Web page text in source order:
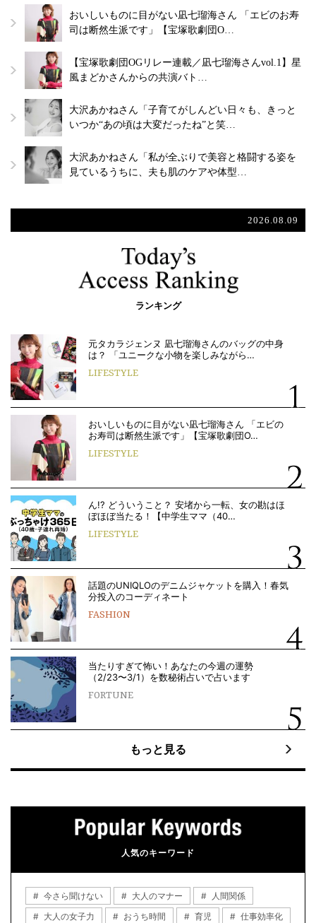
おいしいものに目がない凪七瑠海さん 「エビのお寿
司は断然生派です」【宝塚歌劇団O…
【宝塚歌劇団OGリレー連載／凪七瑠海さんvol.1】星
風まどかさんからの共演バト…
大沢あかねさん「子育てがしんどい日々も、きっと
いつか“あの頃は大変だったね”と笑…
大沢あかねさん「私が全ぶりで美容と格闘する姿を
見ているうちに、夫も肌のケアや体型…
2026.08.09
ランキング
元タカラジェンヌ 凪七瑠海さんのバッグの中身
は？ 「ユニークな小物を楽しみながら…
LIFESTYLE
おいしいものに目がない凪七瑠海さん 「エビの
お寿司は断然生派です」【宝塚歌劇団O…
LIFESTYLE
ん!? どういうこと？ 安堵から一転、女の勘はほ
ぼほぼ当たる！【中学生ママ（40…
LIFESTYLE
話題のUNIQLOのデニムジャケットを購入！春気
分投入のコーディネート
FASHION
当たりすぎて怖い！あなたの今週の運勢
（2/23〜3/1）を数秘術占いで占います
FORTUNE
もっと見る
人気のキーワード
今さら聞けない 大人のマナー
人間関係
大人の女子力
おうち時間 育児
仕事効率化